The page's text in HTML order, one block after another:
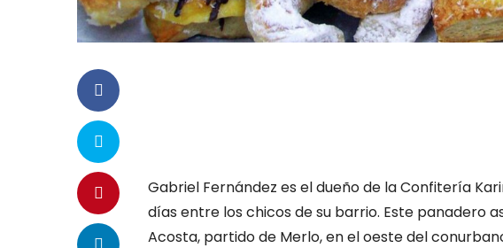
Gabriel Fernández es el dueño de la Confitería
días entre los chicos de su barrio. Este panadero
Acosta, partido de Merlo, en el oeste del